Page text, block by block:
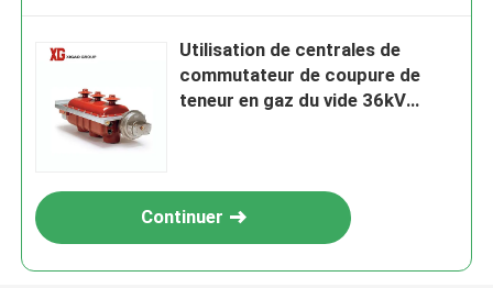
Utilisation de centrales de
commutateur de coupure de
teneur en gaz du vide 36kV
Continuer